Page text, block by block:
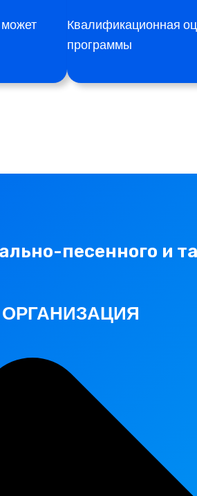
может
Квалификационная
программы
песенного и